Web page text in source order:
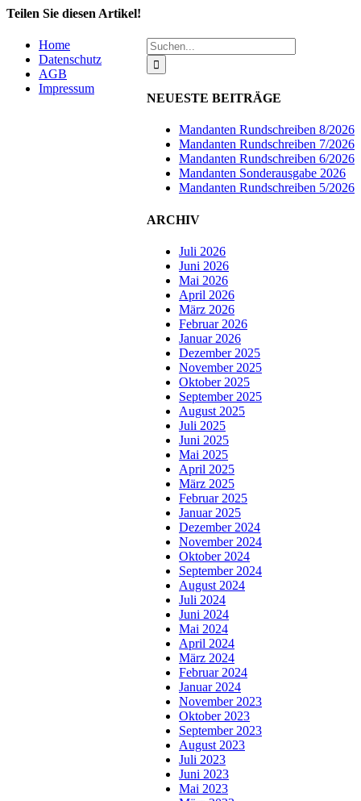
Teilen Sie diesen Artikel!
Facebook
Suche
nach:
NEUESTE BEITRÄGE
Mandanten Rundschreiben 8/2026
Mandanten Rundschreiben 7/2026
Mandanten Rundschreiben 6/2026
Mandanten Sonderausgabe 2026
Mandanten Rundschreiben 5/2026
ARCHIV
Juli 2026
Juni 2026
Mai 2026
April 2026
März 2026
Februar 2026
Januar 2026
Dezember 2025
November 2025
Oktober 2025
September 2025
August 2025
Juli 2025
Juni 2025
Mai 2025
April 2025
März 2025
Februar 2025
Januar 2025
Dezember 2024
November 2024
Oktober 2024
September 2024
August 2024
Juli 2024
Juni 2024
Mai 2024
April 2024
März 2024
Februar 2024
Januar 2024
November 2023
Oktober 2023
September 2023
August 2023
Juli 2023
Juni 2023
Mai 2023
Home
Datenschutz
AGB
Impressum